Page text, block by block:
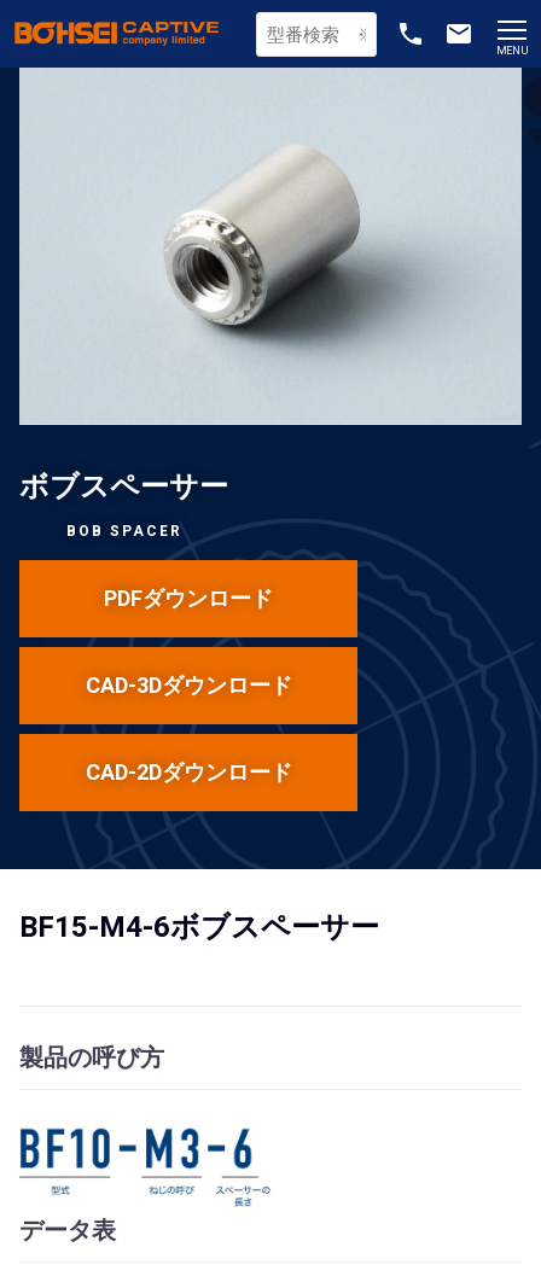
phone email
MENU
ボブスペーサー
BOB SPACER
PDFダウンロード
CAD-3Dダウンロード
CAD-2Dダウンロード
BF15-M4-6ボブスペーサー
製品の呼び方
データ表